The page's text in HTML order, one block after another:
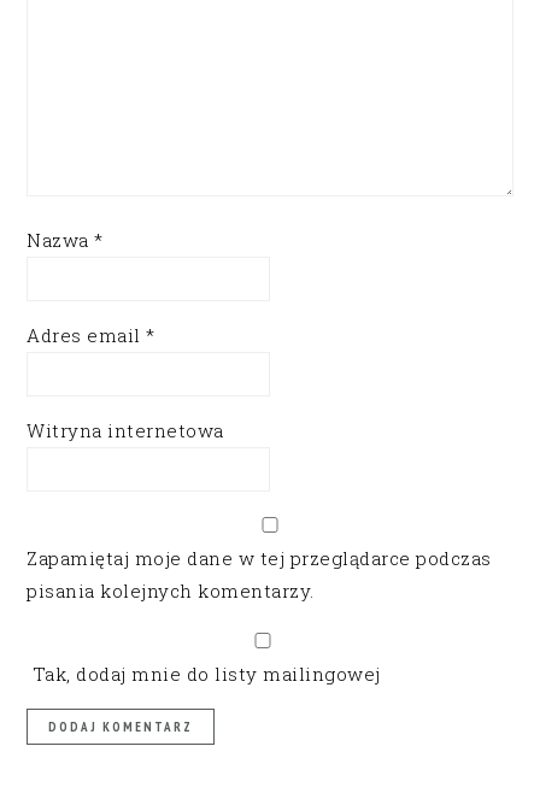
Nazwa*
Adres email*
Witryna internetowa
Zapamiętaj moje dane w tej przeglądarce podczas
pisania kolejnych komentarzy.
Tak, dodaj mnie do listy mailingowej